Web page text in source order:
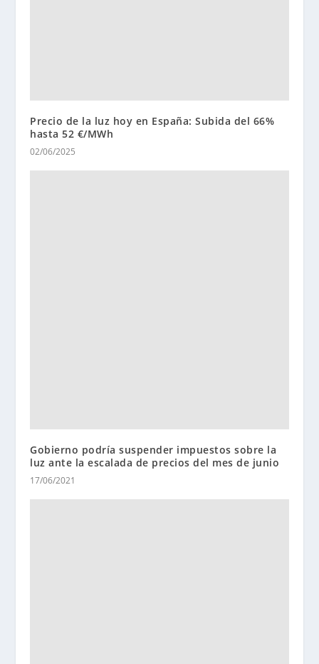
Precio de la luz hoy en España: Subida del 66%
hasta 52 €/MWh
02/06/2025
Gobierno podría suspender impuestos sobre la
luz ante la escalada de precios del mes de junio
17/06/2021